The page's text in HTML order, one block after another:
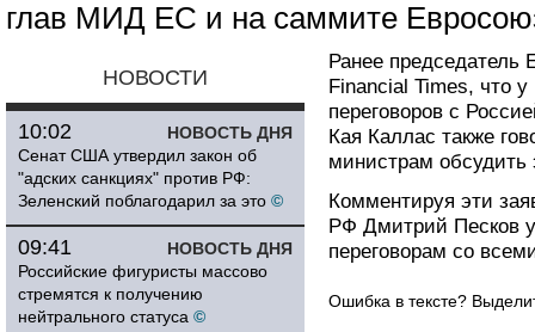
глав МИД ЕС и на саммите
НОВОСТИ
НОВОСТЬ ДНЯ
10:02
Сенат США утвердил закон об
"адских санкциях" против РФ:
Зеленский поблагодарил за это ©
НОВОСТЬ ДНЯ
09:41
Российские фигуристы массово
стремятся к получению
нейтрального статуса ©
Ранее председатель
Financial Times, что
переговоров с
Кая Каллас также
министрам обсудить
Комментируя эти
РФ Дмитрий Песков
переговорам со
Ошибка в тексте?